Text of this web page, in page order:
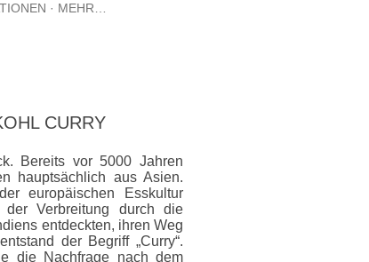
MEHR…
CURRY
Bereits vor 5000 Jahren
hauptsächlich aus Asien.
europäischen Esskultur
der Verbreitung durch die
entdeckten, ihren Weg
der Begriff „Curry“.
die Nachfrage nach dem